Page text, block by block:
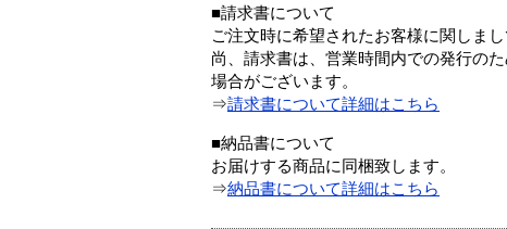
■請求書について
ご注文時に希望されたお客様に関しま
尚、請求書は、営業時間内での発行の
場合がございます。
⇒請求書について詳細はこちら
■納品書について
お届けする商品に同梱致します。
⇒納品書について詳細はこちら